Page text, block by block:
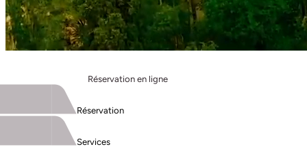
Réservation en ligne
Réservation
Services